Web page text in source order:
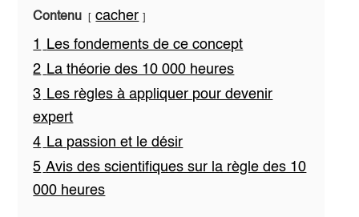
Contenu
cacher
1
Les fondements de ce concept
2 La théorie des 10 000 heures
3 Les règles à appliquer pour devenir
expert
4 La passion et le désir
5 Avis des scientifiques sur la règle des 10
000 heures